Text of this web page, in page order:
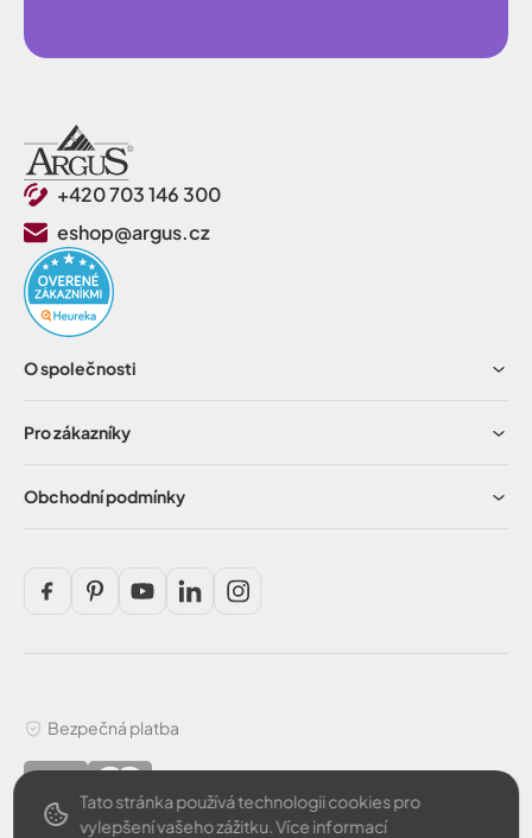
+420 703 146 300
eshop@argus.cz
O společnosti
Pro zákazníky
Obchodní podmínky
Bezpečná platba
Tato stránka používá technologii cookies pro
vylepšení vašeho zážitku.Více informací